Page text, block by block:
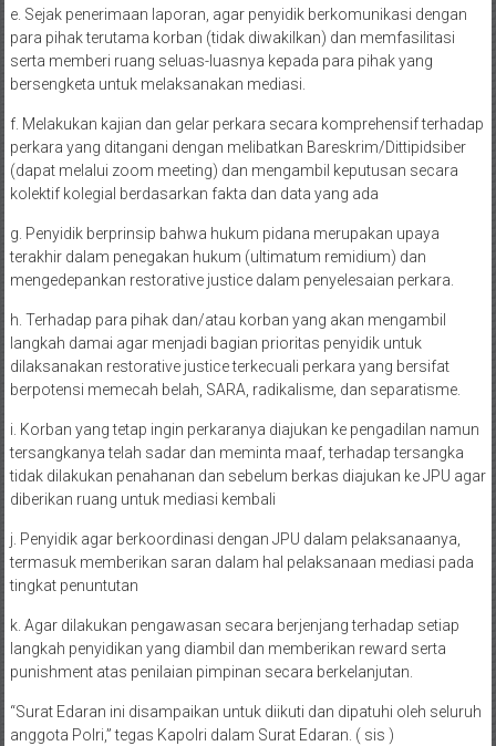
e. Sejak penerimaan laporan, agar penyidik berkomunikasi dengan
para pihak terutama korban (tidak diwakilkan) dan memfasilitasi
serta memberi ruang seluas-luasnya kepada para pihak yang
bersengketa untuk melaksanakan mediasi.
f. Melakukan kajian dan gelar perkara secara komprehensif terhadap
perkara yang ditangani dengan melibatkan Bareskrim/Dittipidsiber
(dapat melalui zoom meeting) dan mengambil keputusan secara
kolektif kolegial berdasarkan fakta dan data yang ada
g. Penyidik berprinsip bahwa hukum pidana merupakan upaya
terakhir dalam penegakan hukum (ultimatum remidium) dan
mengedepankan restorative justice dalam penyelesaian perkara.
h. Terhadap para pihak dan/atau korban yang akan mengambil
langkah damai agar menjadi bagian prioritas penyidik untuk
dilaksanakan restorative justice terkecuali perkara yang bersifat
berpotensi memecah belah, SARA, radikalisme, dan separatisme.
i. Korban yang tetap ingin perkaranya diajukan ke pengadilan namun
tersangkanya telah sadar dan meminta maaf, terhadap tersangka
tidak dilakukan penahanan dan sebelum berkas diajukan ke JPU agar
diberikan ruang untuk mediasi kembali
j. Penyidik agar berkoordinasi dengan JPU dalam pelaksanaanya,
termasuk memberikan saran dalam hal pelaksanaan mediasi pada
tingkat penuntutan
k. Agar dilakukan pengawasan secara berjenjang terhadap setiap
langkah penyidikan yang diambil dan memberikan reward serta
punishment atas penilaian pimpinan secara berkelanjutan.
“Surat Edaran ini disampaikan untuk diikuti dan dipatuhi oleh seluruh
anggota Polri,” tegas Kapolri dalam Surat Edaran. ( sis )